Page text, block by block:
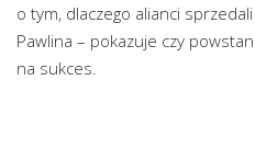
o tym, dlaczego alianci
Pawlina – pokazuje czy
na sukces.